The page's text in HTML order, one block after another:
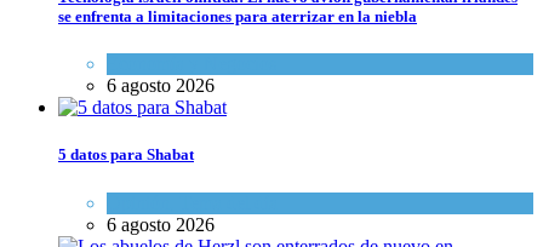
se enfrenta a limitaciones para aterrizar en la niebla
6 agosto 2026
5 datos para Shabat
6 agosto 2026